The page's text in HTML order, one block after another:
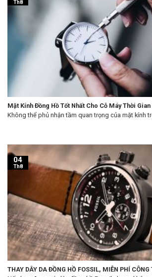
Mặt Kính Đồng Hồ Tốt Nhất Cho Cỗ Máy Thời Gian
Không thể phủ nhận tầm quan trọng của mặt kính
Th8
THAY DÂY DA ĐỒNG HỒ FOSSIL, MIỄN PHÍ CÔNG
04
Th8